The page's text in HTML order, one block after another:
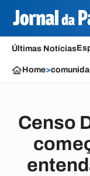
Últimas Notícias
Home>
Censo